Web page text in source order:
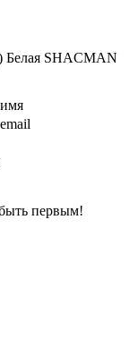
Белая SHACMAN
первым!